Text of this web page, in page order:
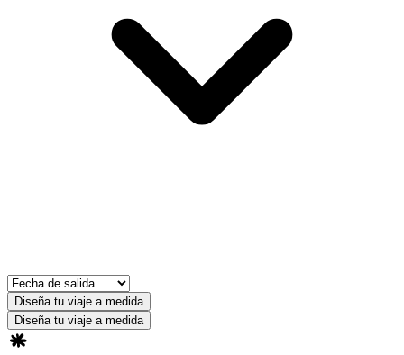
Diseña tu viaje a medida
Diseña tu viaje a medida